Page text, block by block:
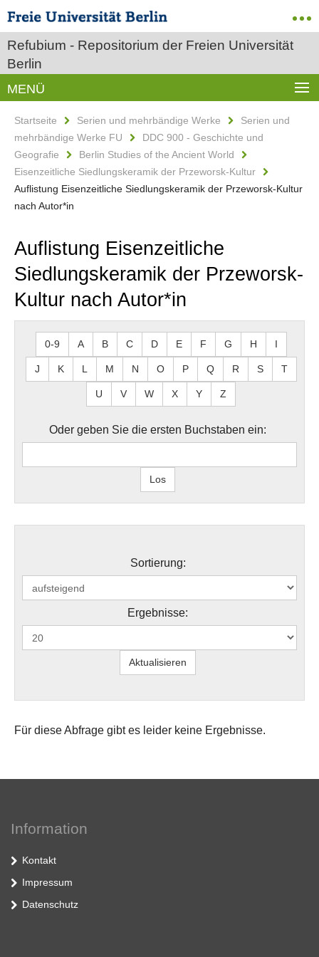
Refubium - Repositorium der Freien Universität
Berlin
MENÜ
Startseite Serien und mehrbändige Werke
Serien und
mehrbändige Werke FU
DDC 900 - Geschichte und
Geografie
Berlin Studies of the Ancient World
Eisenzeitliche Siedlungskeramik der Przeworsk-Kultur
Auflistung Eisenzeitliche Siedlungskeramik der Przeworsk-Kultur
nach Autor*in
Auflistung Eisenzeitliche
Siedlungskeramik der Przeworsk-
Kultur nach Autor*in
0-9 A B C D E F G H I
J K L M N O P Q R S T
U V W X Y Z
Oder geben Sie die ersten Buchstaben ein:
Sortierung:
Ergebnisse:
Für diese Abfrage gibt es leider keine Ergebnisse.
Information
Kontakt
Impressum
Datenschutz